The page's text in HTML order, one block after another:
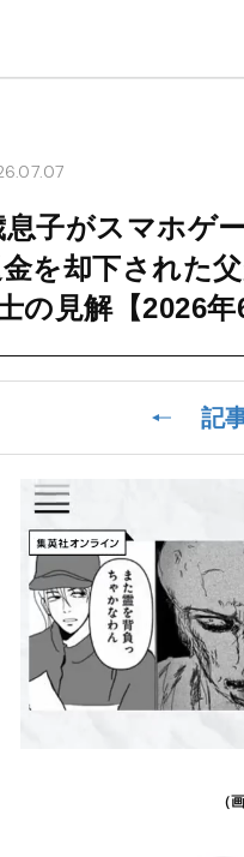
息子がスマホゲ
を却下された
の見解【2026年
記
（